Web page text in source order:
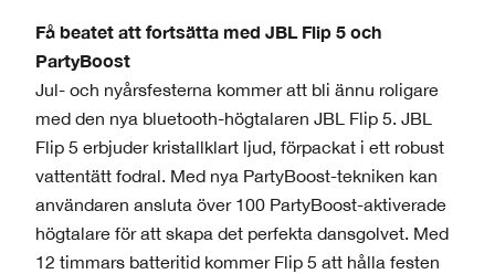
Få beatet att fortsätta med JBL Flip 5 och
PartyBoost
Jul- och nyårsfesterna kommer att bli ännu roligare
med den nya bluetooth-högtalaren JBL Flip 5. JBL
Flip 5 erbjuder kristallklart ljud, förpackat i ett robust
vattentätt fodral. Med nya PartyBoost-tekniken kan
användaren ansluta över 100 PartyBoost-aktiverade
högtalare för att skapa det perfekta dansgolvet. Med
12 timmars batteritid kommer Flip 5 att hålla festen